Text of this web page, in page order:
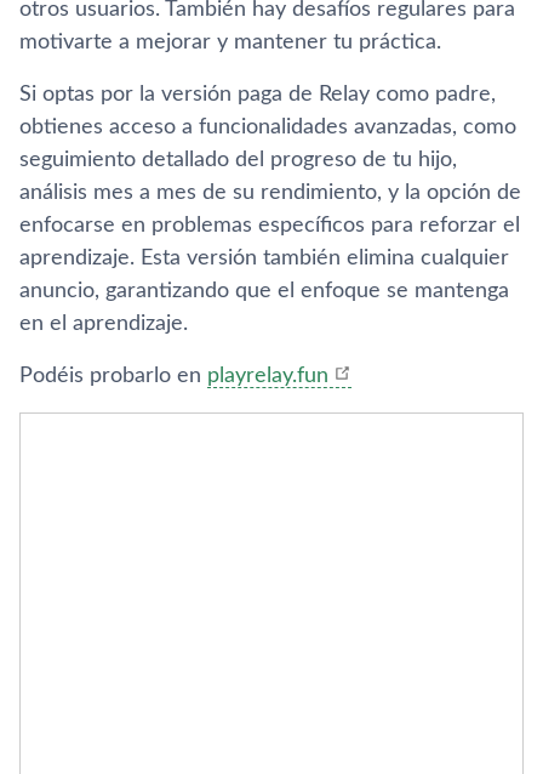
otros usuarios. También hay desafíos regulares para
motivarte a mejorar y mantener tu práctica.
Si optas por la versión paga de Relay como padre,
obtienes acceso a funcionalidades avanzadas, como
seguimiento detallado del progreso de tu hijo,
análisis mes a mes de su rendimiento, y la opción de
enfocarse en problemas específicos para reforzar el
aprendizaje. Esta versión también elimina cualquier
anuncio, garantizando que el enfoque se mantenga
en el aprendizaje.
Podéis probarlo en playrelay.fun